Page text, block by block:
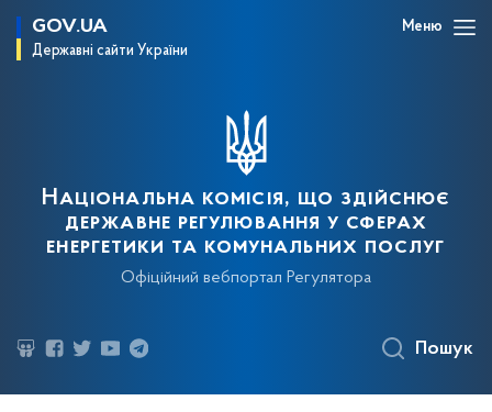
GOV.UA
Державні сайти України
Меню
Національна комісія, що здійснює
державне регулювання у сферах
енергетики та комунальних послуг
Офіційний вебпортал Регулятора
Пошук